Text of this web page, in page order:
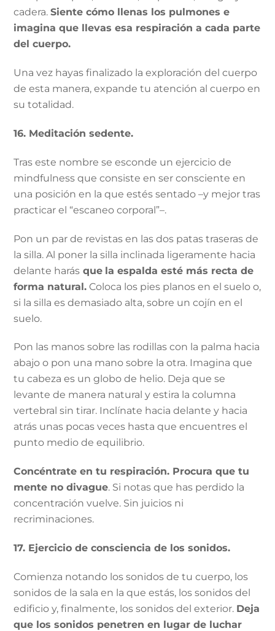
cadera.Siente cómo llenas los pulmones e
imagina que llevas esa respiración a cada parte
del cuerpo.
Una vez hayas finalizado la exploración del cuerpo
de esta manera, expande tu atención al cuerpo en
su totalidad.
16. Meditación sedente.
Tras este nombre se esconde un ejercicio de
mindfulness que consiste en ser consciente en
una posición en la que estés sentado –y mejor tras
practicar el “escaneo corporal”–.
Pon un par de revistas en las dos patas traseras de
la silla. Al poner la silla inclinada ligeramente hacia
delante harás que la espalda esté más recta de
forma natural. Coloca los pies planos en el suelo o,
si la silla es demasiado alta, sobre un cojín en el
suelo.
Pon las manos sobre las rodillas con la palma hacia
abajo o pon una mano sobre la otra. Imagina que
tu cabeza es un globo de helio. Deja que se
levante de manera natural y estira la columna
vertebral sin tirar. Inclínate hacia delante y hacia
atrás unas pocas veces hasta que encuentres el
punto medio de equilibrio.
Concéntrate en tu respiración. Procura que tu
mente no divague. Si notas que has perdido la
concentración vuelve. Sin juicios ni
recriminaciones.
17. Ejercicio de consciencia de los sonidos.
Comienza notando los sonidos de tu cuerpo, los
sonidos de la sala en la que estás, los sonidos del
edificio y, finalmente, los sonidos del exterior. Deja
que los sonidos penetren en lugar de luchar